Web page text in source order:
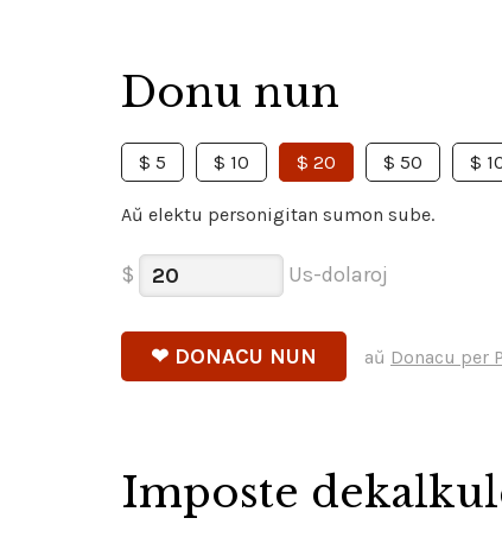
Donu nun
$ 5 $ 10 $ 20 $ 50 $
Aŭ elektu personigitan sumon sube.
$ Us-dolaroj
aŭ Donacu per
Imposte